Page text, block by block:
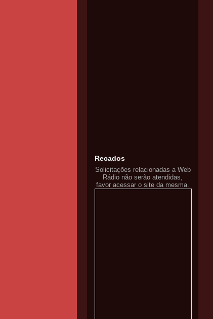
Recados
Solicitações relacionadas a Web
Rádio não serão atendidas,
favor acessar o site da mesma.